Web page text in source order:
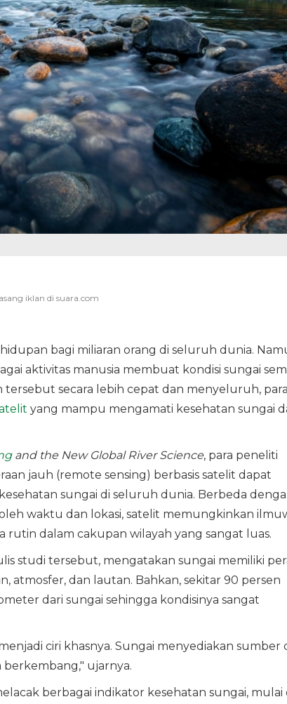
bagi miliaran orang di seluruh dunia.
aktivitas manusia membuat kondisi sungai
secara lebih cepat dan menyeluruh, para
yang mampu mengamati kesehatan sungai
and the New Global River Science, para peneliti
jauh (remote sensing) berbasis satelit dapat
sungai di seluruh dunia. Berbeda
waktu dan lokasi, satelit memungkinkan
rutin dalam cakupan wilayah yang sangat luas.
studi tersebut, mengatakan sungai memiliki
atmosfer, dan lautan. Bahkan, sekitar 90 persen
dari sungai sehingga kondisinya sangat
ciri khasnya. Sungai menyediakan sumber
ujarnya.
berbagai indikator kesehatan sungai, mulai